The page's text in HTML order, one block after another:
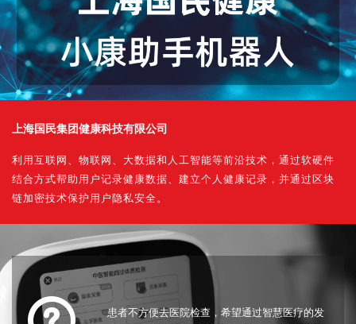
上海国民集团健康科技有限公司
利用互联网、物联网、大数据和人工智能等前沿技术，通过软硬件
结合方式帮助用户记录健康数据、建立个人健康记录，并通过区块
链加密技术保护用户隐私安全。
患者不方便去医院检查，希望通过智慧医疗的发